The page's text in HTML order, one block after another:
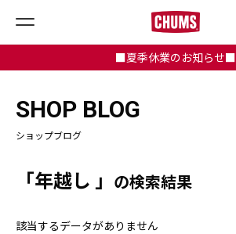
■夏季休業のお知らせ■
SHOP BLOG
ショップブログ
「年越し 」 の検索結果
該当するデータがありません